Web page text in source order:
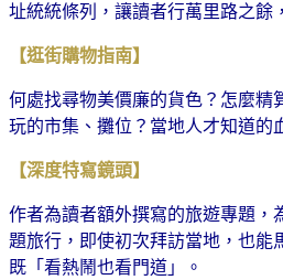
址統統條列，讓讀者行萬里路之餘
【逛街購物指南】
何處找尋物美價廉的貨色？怎麼精
玩的市集、攤位？當地人才知道的
【深度特寫鏡頭】
作者為讀者額外撰寫的旅遊專題，
題旅行，即使初次拜訪當地，也能
既「看熱鬧也看門道」。